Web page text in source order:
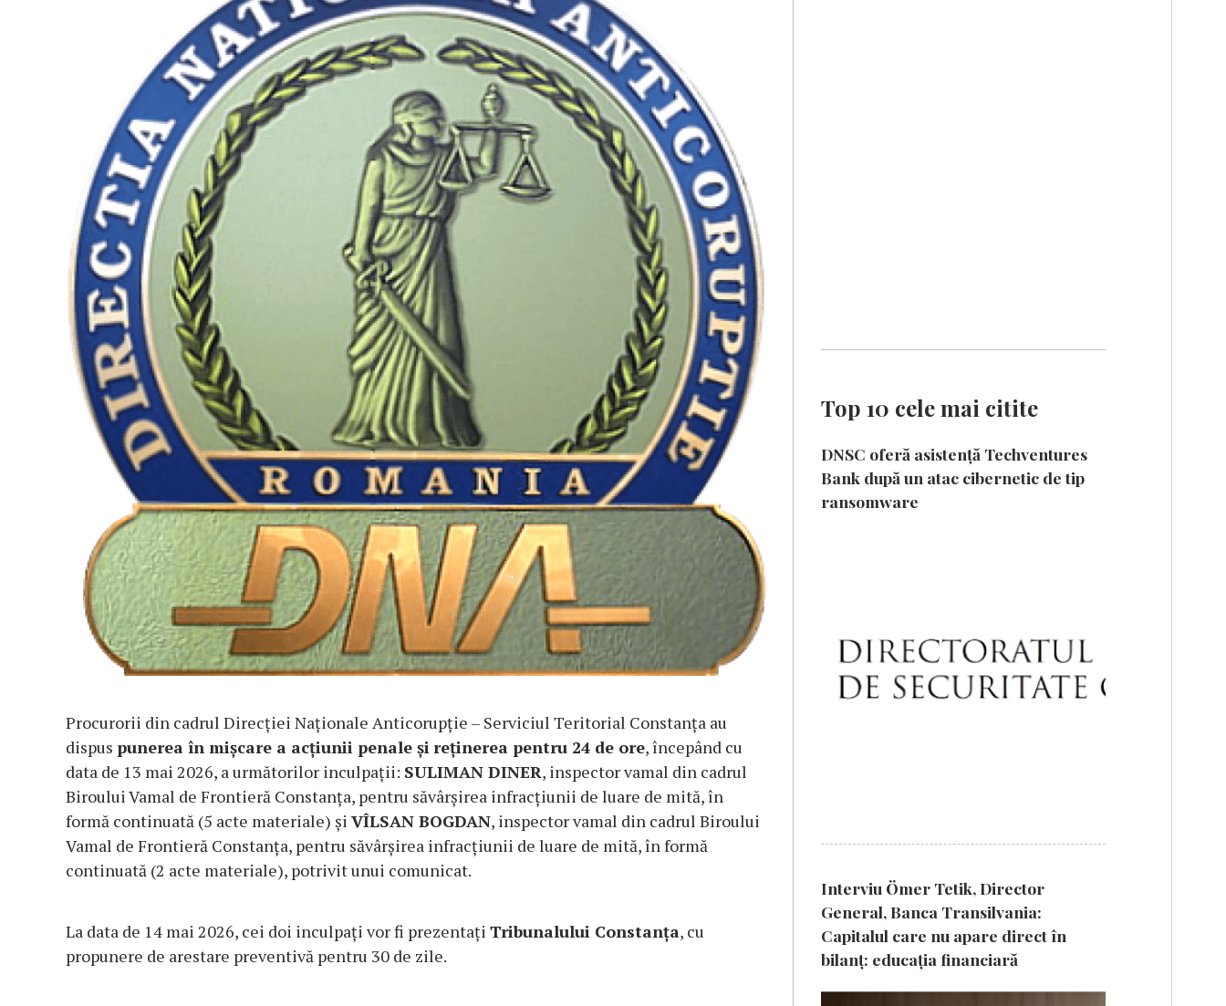
Procurorii din cadrul Direcției Naționale Anticorupție – Serviciul Teritorial Constanța au
dispus punerea în mișcare a acțiunii penale șireținerea pentru 24 de ore, începând cu
data de 13 mai 2026, a următorilor inculpații: SULIMAN DINER, inspector vamal din cadrul
Biroului Vamal de Frontieră Constanța, pentru săvârșirea infracțiunii de luare de mită, în
formă continuată (5 acte materiale) și VÎLSAN BOGDAN, inspector vamal din cadrul Biroului
Vamal de Frontieră Constanța, pentru săvârșirea infracțiunii de luare de mită, în formă
continuată (2 acte materiale), potrivit unui comunicat.
La data de 14 mai 2026, cei doi inculpați vor fi prezentați Tribunalului Constanța, cu
propunere de arestare preventivă pentru 30 de zile.
Top 10 cele mai citite
DNSC oferă asistență Techventures
Bank după un atac cibernetic de tip
ransomware
Interviu Ömer Tetik, Director
General, Banca Transilvania:
Capitalul care nu apare direct în
bilanț: educația financiară